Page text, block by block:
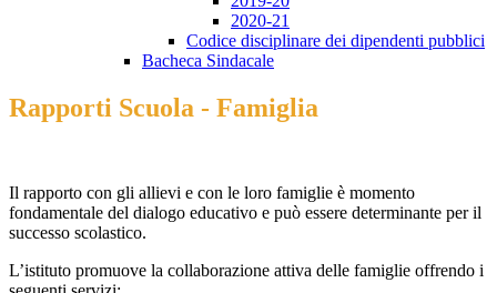
2020-21
Codice disciplinare dei dipendenti pubblici
Bacheca Sindacale
Rapporti Scuola - Famiglia
Il rapporto con gli allievi e con le loro famiglie è momento
fondamentale del dialogo educativo e può essere determinante per il
successo scolastico.
L’istituto promuove la collaborazione attiva delle famiglie offrendo i